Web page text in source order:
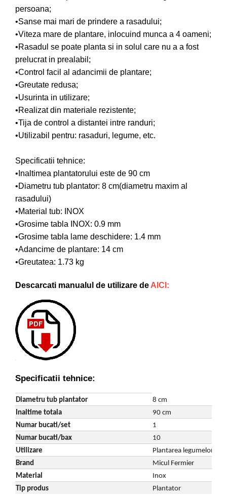
Despicatoare de lemne
Granulatoare de furaje
Tocatoare de furaje
persoana;
•Sanse mai mari de prindere a rasadului;
•Viteza mare de plantare, inlocuind munca a 4 oameni;
•Rasadul se poate planta si in solul care nu a a fost
prelucrat in prealabil;
•Control facil al adancimii de plantare;
•Greutate redusa;
•Usurinta in utilizare;
•Realizat din materiale rezistente;
•Tija de control a distantei intre randuri;
•Utilizabil pentru: rasaduri, legume, etc.
Specificatii tehnice:
•Inaltimea plantatorului este de 90 cm
•Diametru tub plantator: 8 cm(diametru maxim al
rasadului)
•Material tub: INOX
•Grosime tabla INOX: 0.9 mm
•Grosime tabla lame deschidere: 1.4 mm
•Adancime de plantare: 14 cm
•Greutatea: 1.73 kg
Descarcati manualul de utilizare de AICI:
Specificatii tehnice:
Diametru tub plantator
8 cm
Inaltime totala
90 cm
Numar bucati/set
1
Numar bucati/bax
10
Utilizare
Plantarea legumelor,
Brand
Micul Fermier
Material
Inox
Tip produs
Plantator